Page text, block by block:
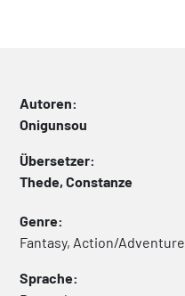
Autoren:
Onigunsou
Übersetzer:
Thede, Constanze
Genre:
Fantasy, Action/Adventure
Sprache: